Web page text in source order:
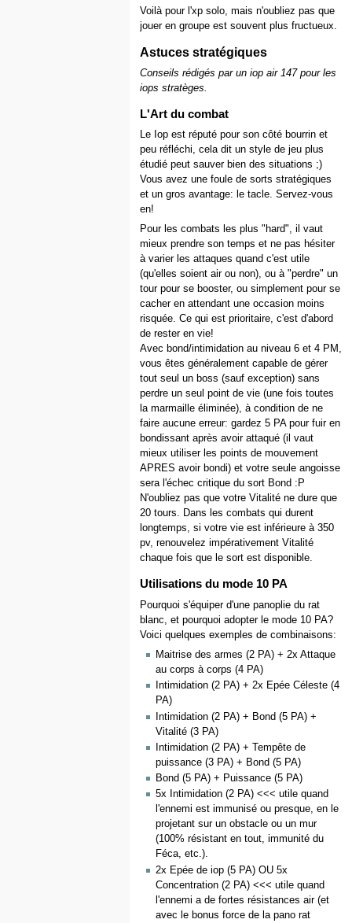
Voilà pour l'xp solo, mais n'oubliez pas que
jouer en groupe est souvent plus fructueux.
Astuces stratégiques
Conseils rédigés par un iop air 147 pour les
iops stratèges.
L'Art du combat
Le Iop est réputé pour son côté bourrin et
peu réfléchi, cela dit un style de jeu plus
étudié peut sauver bien des situations ;)
Vous avez une foule de sorts stratégiques
et un gros avantage: le tacle. Servez-vous
en!
Pour les combats les plus "hard", il vaut
mieux prendre son temps et ne pas hésiter
à varier les attaques quand c'est utile
(qu'elles soient air ou non), ou à "perdre" un
tour pour se booster, ou simplement pour se
cacher en attendant une occasion moins
risquée. Ce qui est prioritaire, c'est d'abord
de rester en vie!
Avec bond/intimidation au niveau 6 et 4 PM,
vous êtes généralement capable de gérer
tout seul un boss (sauf exception) sans
perdre un seul point de vie (une fois toutes
la marmaille éliminée), à condition de ne
faire aucune erreur: gardez 5 PA pour fuir en
bondissant après avoir attaqué (il vaut
mieux utiliser les points de mouvement
APRES avoir bondi) et votre seule angoisse
sera l'échec critique du sort Bond :P
N'oubliez pas que votre Vitalité ne dure que
20 tours. Dans les combats qui durent
longtemps, si votre vie est inférieure à 350
pv, renouvelez impérativement Vitalité
chaque fois que le sort est disponible.
Utilisations du mode 10 PA
Pourquoi s'équiper d'une panoplie du rat
blanc, et pourquoi adopter le mode 10 PA?
Voici quelques exemples de combinaisons:
Maitrise des armes (2 PA) + 2x Attaque
au corps à corps (4 PA)
Intimidation (2 PA) + 2x Epée Céleste (4
PA)
Intimidation (2 PA) + Bond (5 PA) +
Vitalité (3 PA)
Intimidation (2 PA) + Tempête de
puissance (3 PA) + Bond (5 PA)
Bond (5 PA) + Puissance (5 PA)
5x Intimidation (2 PA) <<< utile quand
l'ennemi est immunisé ou presque, en le
projetant sur un obstacle ou un mur
(100% résistant en tout, immunité du
Féca, etc.).
2x Epée de iop (5 PA) OU 5x
Concentration (2 PA) <<< utile quand
l'ennemi a de fortes résistances air (et
avec le bonus force de la pano rat